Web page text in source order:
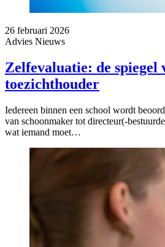
26 februari 2026
Advies Nieuws
Zelfevaluatie: de spiegel
toezichthouder
Iedereen binnen een school wordt
van schoonmaker tot directeur(-
wat iemand moet…